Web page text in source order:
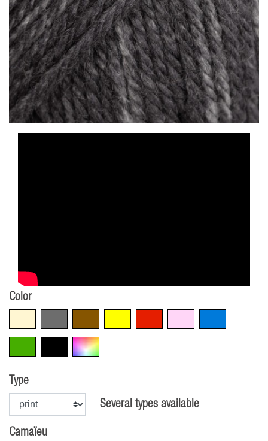
Color
Multicolore
Type
Several types available
Camaïeu